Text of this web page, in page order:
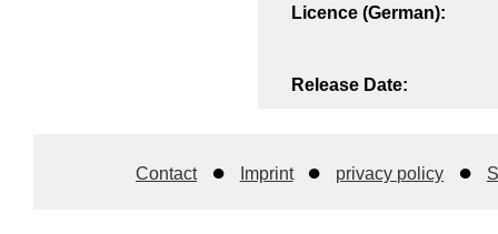
Licence (German):
Release Date:
Contact Imprint privacy policy